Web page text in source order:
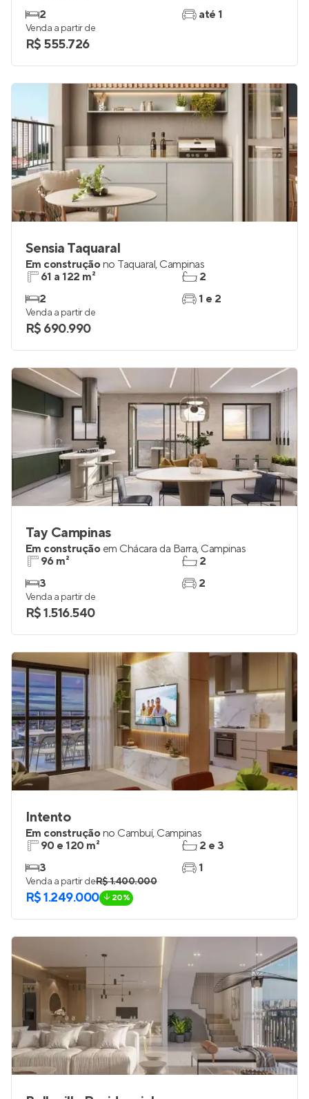
2
até 1
Venda a partir de
R$ 555.726
Sensia Taquaral
Em construçãono Taquaral, Campinas
61 a 122 m²
2
2
1 e 2
Venda a partir de
R$ 690.990
Tay Campinas
Em construção em Chácara da Barra, Campinas
96 m²
3
2
2
Venda a partir de
R$ 1.516.540
Intento
Em construçãono Cambuí, Campinas
90 e 120 m²
3
2 e 3
1
Venda a partir deR$ 1.400.000
R$ 1.249.000 20%